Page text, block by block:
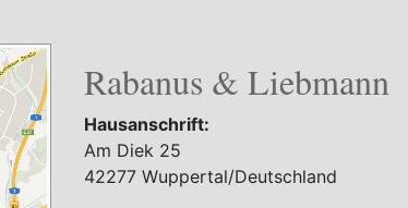
Rabanus & Liebmann
Hausanschrift:
Am Diek 25
42277 Wuppertal/Deutschland